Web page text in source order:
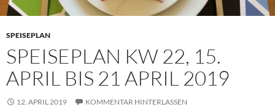
SPEISEPLAN
SPEISEPLAN KW 22, 15.
APRIL BIS 21 APRIL 2019
12. APRIL 2019 KOMMENTAR HINTERLASSEN